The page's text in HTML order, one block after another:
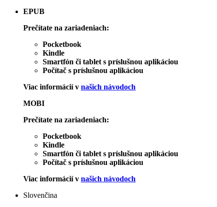
EPUB
Prečítate na zariadeniach:
Pocketbook
Kindle
Smartfón či tablet s príslušnou aplikáciou
Počítač s príslušnou aplikáciou
Viac informácií v našich návodoch
MOBI
Prečítate na zariadeniach:
Pocketbook
Kindle
Smartfón či tablet s príslušnou aplikáciou
Počítač s príslušnou aplikáciou
Viac informácií v našich návodoch
Slovenčina